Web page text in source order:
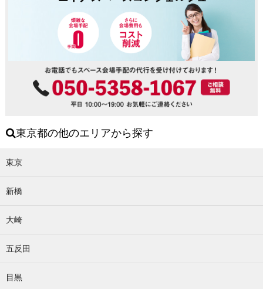
東京都の他のエリアから探す
東京
新橋
大崎
五反田
目黒